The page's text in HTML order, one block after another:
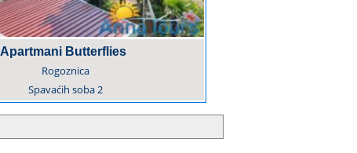
Apartmani Butterflies
Rogoznica
Spavaćih soba2